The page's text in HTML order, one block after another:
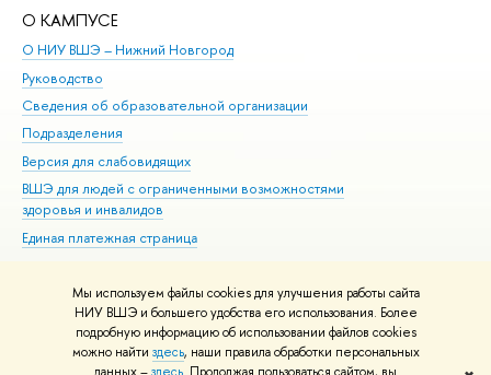
Мы используем файлы cookies для улучшения работы сайта
НИУ ВШЭ и большего удобства его использования. Более
подробную информацию об использовании файлов cookies
можно найти здесь, наши правила обработки персональных
О КАМПУСЕ
О НИУ ВШЭ – Нижний Новгород
Руководство
Сведения об образовательной организации
Подразделения
Версия для слабовидящих
ВШЭ для людей с ограниченными возможностями
здоровья и инвалидов
Единая платежная страница